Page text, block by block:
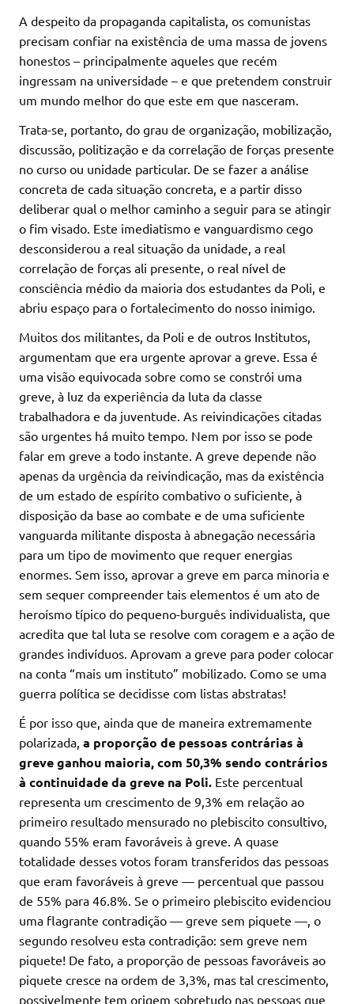
A despeito da propaganda capitalista, os comunistas
precisam confiar na existência de uma massa de jovens
honestos – principalmente aqueles que recém
ingressam na universidade – e que pretendem construir
um mundo melhor do que este em que nasceram.
Trata-se, portanto, do grau de organização, mobilização,
discussão, politização e da correlação de forças presente
no curso ou unidade particular. De se fazer a análise
concreta de cada situação concreta, e a partir disso
deliberar qual o melhor caminho a seguir para se atingir
o fim visado. Este imediatismo e vanguardismo cego
desconsiderou a real situação da unidade, a real
correlação de forças ali presente, o real nível de
consciência médio da maioria dos estudantes da Poli, e
abriu espaço para o fortalecimento do nosso inimigo.
Muitos dos militantes, da Poli e de outros Institutos,
argumentam que era urgente aprovar a greve. Essa é
uma visão equivocada sobre como se constrói uma
greve, à luz da experiência da luta da classe
trabalhadora e da juventude. As reivindicações citadas
são urgentes há muito tempo. Nem por isso se pode
falar em greve a todo instante. A greve depende não
apenas da urgência da reivindicação, mas da existência
de um estado de espírito combativo o suficiente, à
disposição da base ao combate e de uma suficiente
vanguarda militante disposta à abnegação necessária
para um tipo de movimento que requer energias
enormes. Sem isso, aprovar a greve em parca minoria e
sem sequer compreender tais elementos é um ato de
heroísmo típico do pequeno-burguês individualista, que
acredita que tal luta se resolve com coragem e a ação de
grandes indivíduos. Aprovam a greve para poder colocar
na conta “mais um instituto” mobilizado. Como se uma
guerra política se decidisse com listas abstratas!
É por isso que, ainda que de maneira extremamente
polarizada, a proporção de pessoas contrárias à
greve ganhou maioria, com 50,3% sendo contrários
à continuidade da greve na Poli. Este percentual
representa um crescimento de 9,3% em relação ao
primeiro resultado mensurado no plebiscito consultivo,
quando 55% eram favoráveis à greve. A quase
totalidade desses votos foram transferidos das pessoas
que eram favoráveis à greve — percentual que passou
de 55% para 46.8%. Se o primeiro plebiscito evidenciou
uma flagrante contradição — greve sem piquete —, o
segundo resolveu esta contradição: sem greve nem
piquete! De fato, a proporção de pessoas favoráveis ao
piquete cresce na ordem de 3,3%, mas tal crescimento,
possivelmente tem origem sobretudo nas pessoas que